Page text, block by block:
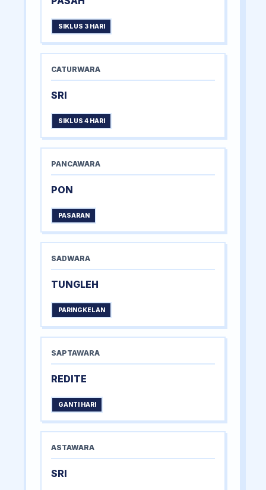
SIKLUS 3 HARI
CATURWARA
SRI
SIKLUS 4 HARI
PANCAWARA
PON
PASARAN
SADWARA
TUNGLEH
PARINGKELAN
SAPTAWARA
REDITE
GANTI HARI
ASTAWARA
SRI